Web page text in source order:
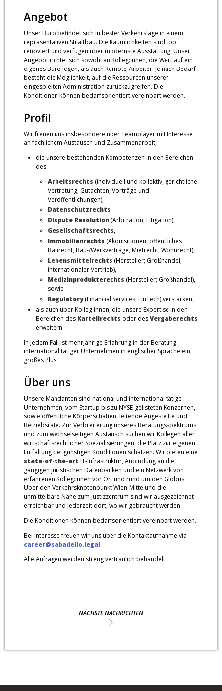
Angebot
Unser Büro befindet sich in bester Verkehrslage in einem
repräsentativen Stilaltbau. Die Räumlichkeiten sind top
renoviert und verfügen über modernste Ausstattung. Unser
Angebot richtet sich sowohl an Kolleg:innen, die Wert auf ein
eigenes Büro legen, als auch Remote-Arbeiter. Je nach Bedarf
besteht die Möglichkeit, auf die Ressourcen unserer
eingespielten Administration zurückzugreifen. Die
Konditionen können bedarfsorientiert vereinbart werden.
Profil
Wir freuen uns insbesondere über Teamplayer mit Interesse
an fachlichem Austausch und Zusammenarbeit,
die unsere bestehenden Kompetenzen in den Bereichen
des
Arbeitsrechts (individuell und kollektiv, gerichtliche
Vertretung, Gutachten, Vorträge und
Veröffentlichungen),
Datenschutzrechts,
Dispute Resolution (Arbitration, Litigation),
Gesellschaftsrechts,
Immobilienrechts (Akquisitionen, öffentliches
Baurecht, Bau-/Werkverträge, Mietrecht, Wohnrecht),
Lebensmittelrechts (Hersteller; Großhandel;
internationaler Vertrieb),
Medizinprodukterechts (Hersteller; Großhandel),
sowie
Regulatory(Financial Services, FinTech) verstärken,
als auch über Kolleg:innen, die unsere Expertise in den
Bereichen des Kartellrechts oder desVergaberechts
erweitern.
In jedem Fall ist mehrjährige Erfahrung in der Beratung
international tätiger Unternehmen in englischer Sprache ein
großes Plus.
Über uns
Unsere Mandanten sind national und international tätige
Unternehmen, vom Startup bis zu NYSE-gelisteten Konzernen,
sowie öffentliche Körperschaften, leitende Angestellte und
Betriebsräte. Zur Verbreiterung unseres Beratungsspektrums
und zum wechselseitigen Austausch suchen wir Kollegen aller
wirtschaftsrechtlicher Spezialisierungen, die Platz zur eigenen
Entfaltung bei günstigen Konditionen schätzen. Wir bieten eine
state-of-the-art IT-Infrastruktur, Anbindung an die
gängigen juristischen Datenbanken und ein Netzwerk von
erfahrenen Kolleg:innen vor Ort und rund um den Globus.
Über den Verkehrsknotenpunkt Wien-Mitte und die
unmittelbare Nähe zum Justizzentrum sind wir ausgezeichnet
erreichbar und jederzeit dort, wo wir gebraucht werden.
Die Konditionen können bedarfsorientiert vereinbart werden.
Bei Interesse freuen wir uns über die Kontaktaufnahme via
career@sabadello.legal.
Alle Anfragen werden streng vertraulich behandelt.
NÄCHSTE NACHRICHTEN